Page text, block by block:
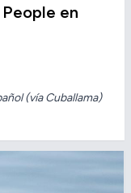
en
(vía Cuballama)